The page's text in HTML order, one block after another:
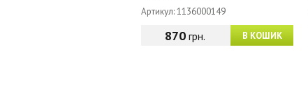
Артикул: 1136000149
В КОШИК
870грн.